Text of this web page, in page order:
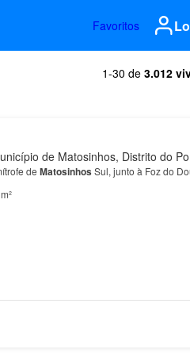
Favoritos
1-30 de 3.012
de Matosinhos, Distrito do
de Matosinhos Sul, junto à Foz do